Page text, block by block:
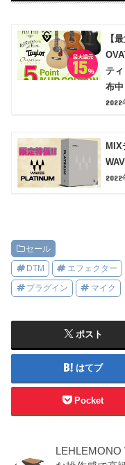
【
テ
布中
2022
MIX
2022
セール
DTM エフェクター
プラグイン マイク
ポスト
はてブ
Pocket
LEHLEMONO